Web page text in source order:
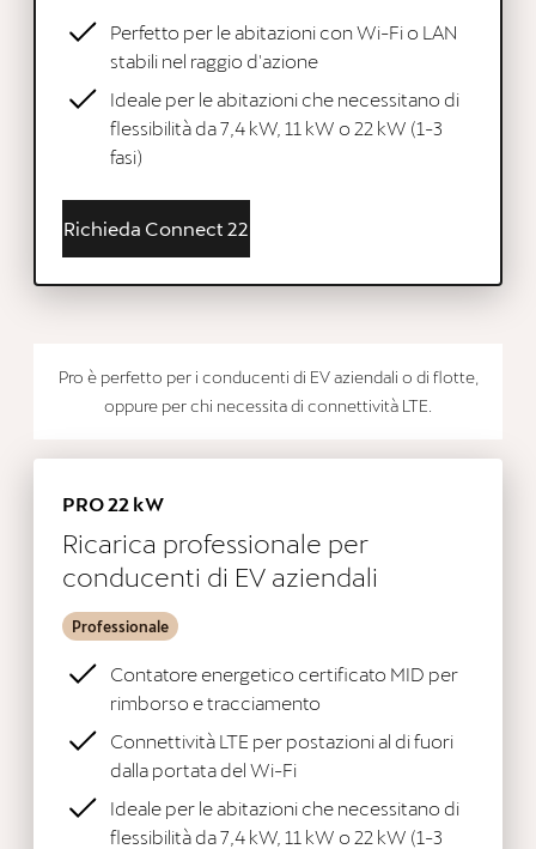
Perfetto per le abitazioni con Wi-Fi o LAN
stabili nel raggio d'azione
Ideale per le abitazioni che necessitano di
flessibilità da 7,4 kW, 11 kW o 22 kW (1-3
fasi)
Richieda Connect 22
Pro è perfetto per i conducenti di EV aziendali o di flotte,
oppure per chi necessita di connettività LTE.
PRO 22 kW
Ricarica professionale per
conducenti di EV aziendali
Professionale
Contatore energetico certificato MID per
rimborso e tracciamento
Connettività LTE per postazioni al di fuori
dalla portata del Wi-Fi
Ideale per le abitazioni che necessitano di
flessibilità da 7,4 kW, 11 kW o 22 kW (1-3